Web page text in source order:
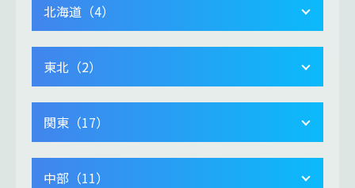
北海道（4）
東北（2）
関東（17）
中部（11）